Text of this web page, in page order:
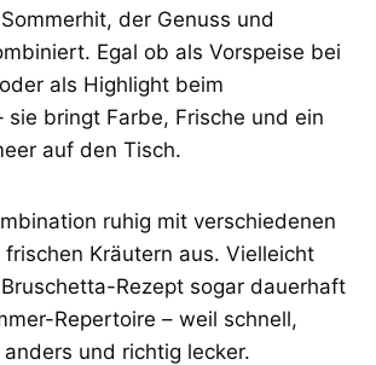
der Genuss und
Egal ob als Vorspeise bei
als Highlight beim
sie bringt Farbe, Frische und ein
auf den Tisch.
ruhig mit verschiedenen
Kräutern aus. Vielleicht
Rezept sogar dauerhaft
Repertoire – weil schnell,
und richtig lecker.